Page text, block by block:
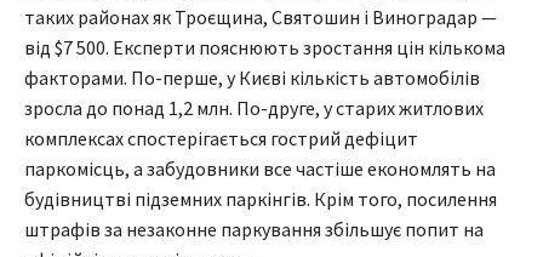
таких районах як Троєщина, Святошин і Виноградар —
від $7 500. Експерти пояснюють зростання цін кількома
факторами. По-перше, у Києві кількість автомобілів
зросла до понад 1,2 млн. По-друге, у старих житлових
комплексах спостерігається гострий дефіцит
паркомісць, а забудовники все частіше економлять на
будівництві підземних паркінгів. Крім того, посилення
штрафів за незаконне паркування збільшує попит на